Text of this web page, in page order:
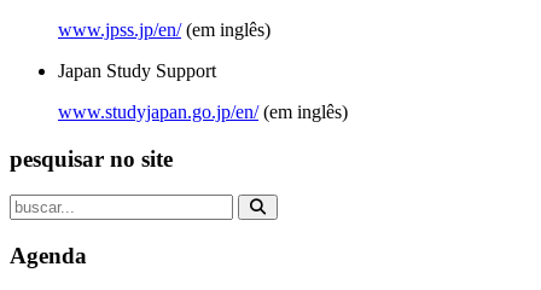
www.jpss.jp/en/(em inglês)
Japan Study Support
www.studyjapan.go.jp/en/(em inglês)
pesquisar no site
Agenda